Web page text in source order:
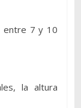
entre 7 y 10
la altura